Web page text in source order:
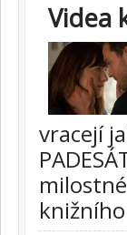
Videa
vracejí